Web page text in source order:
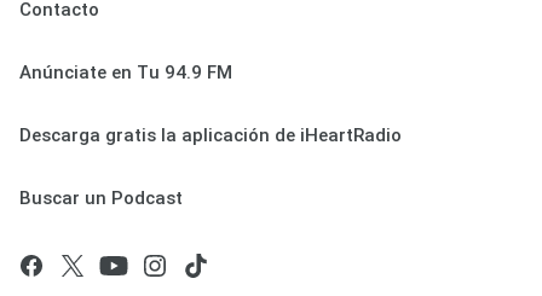
Contacto
Anúnciate en Tu 94.9 FM
Descarga gratis la aplicación de iHeartRadio
Buscar un Podcast